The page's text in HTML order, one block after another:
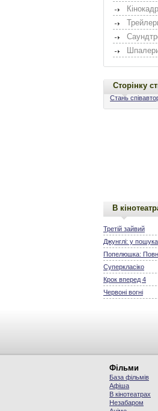
Сторінку
Стань
В
Третій зайвий
Джунглі: у
Попелюшка:
Суперкласіко
Крок вперед 4
Червоні вогні
Фільми
База фільмів
Афіша
В кінотеатрах
Незабаром